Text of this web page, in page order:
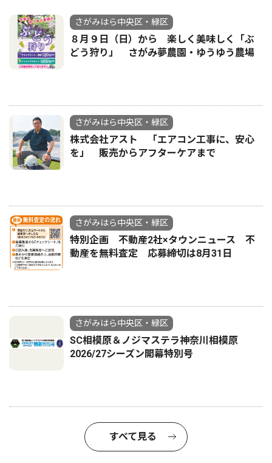
さがみはら中央区・緑区
８月９日（日）から 楽しく美味しく「ぶ
どう狩り」 さがみ夢農園・ゆうゆう農場
さがみはら中央区・緑区
株式会社アスト 「エアコン工事に、安心
を」 販売からアフターケアまで
さがみはら中央区・緑区
特別企画 不動産2社×タウンニュース 不
動産を無料査定 応募締切は8月31日
さがみはら中央区・緑区
SC相模原＆ノジマステラ神奈川相模原
2026/27シーズン開幕特別号
すべて見る